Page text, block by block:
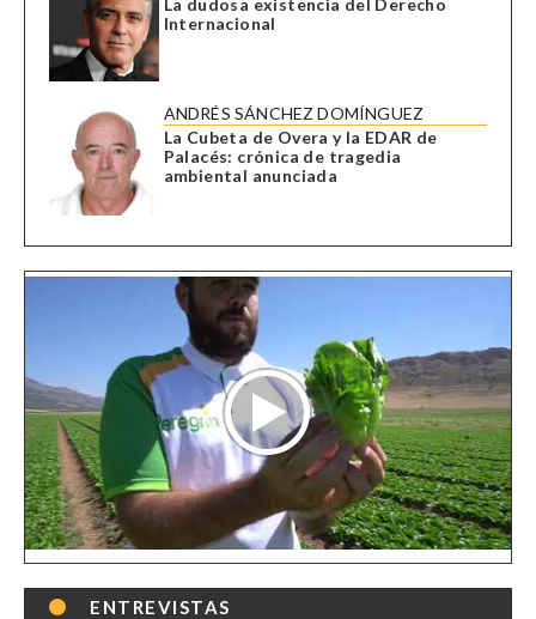
La dudosa existencia del Derecho
Internacional
ANDRÉS SÁNCHEZ DOMÍNGUEZ
La Cubeta de Overa y la EDAR de
Palacés: crónica de tragedia
ambiental anunciada
ENTREVISTAS